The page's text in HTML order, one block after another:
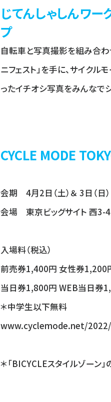
じてんしゃしんワー
プ
自転車と写真撮影を組み合わ
ニフェスト」を手に、サイク
ったイチオシ写真をみんなでシ
CYCLE MODE
会期 4月2日（土）＆ 3日（日
会場 東京ビッグサイト 西3-4
入場料（税込）
前売券1,400円 女性券1,200
当日券1,800円 WEB当日券
＊中学生以下無料
www.cyclemode.net/2022/
＊「BICYCLEスタイルゾ